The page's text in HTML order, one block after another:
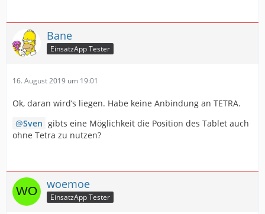
Bane
EinsatzApp Tester
16. August 2019 um 19:01
Ok, daran wird’s liegen. Habe keine Anbindung an TETRA.
Sven gibts eine Möglichkeit die Position des Tablet auch
ohne Tetra zu nutzen?
woemoe
EinsatzApp Tester